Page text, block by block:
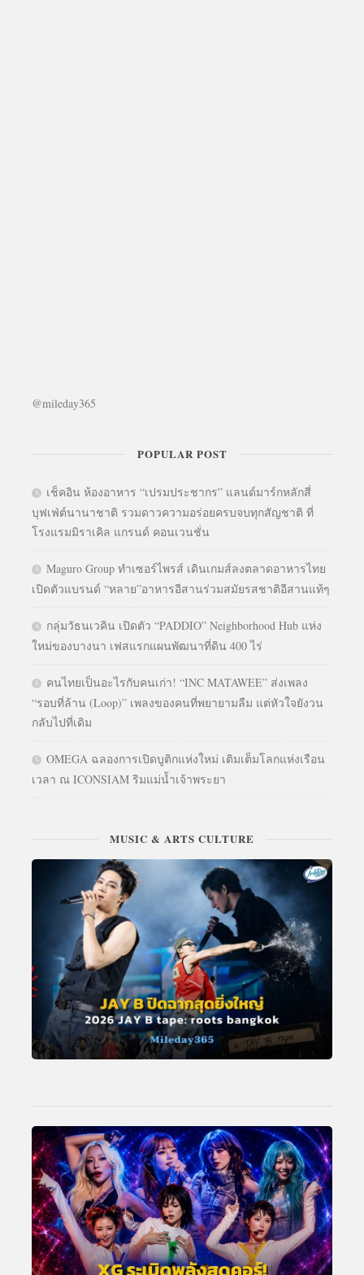
@mileday365
POPULAR POST
เช็คอิน ห้องอาหาร “เปรมประชากร” แลนด์มาร์กหลักสี่
บุฟเฟ่ต์นานาชาติ รวมดาวความอร่อยครบจบทุกสัญชาติ ที่
โรงแรมมิราเคิล แกรนด์ คอนเวนชั่น
Maguro Group ทำเซอร์ไพรส์ เดินเกมส์ลงตลาดอาหารไทย
เปิดตัวแบรนด์ “หลาย”อาหารอีสานร่วมสมัยรสชาติอีสานแท้ๆ
กลุ่มวัธนเวคิน เปิดตัว “PADDIO” Neighborhood Hub แห่ง
ใหม่ของบางนา เฟสแรกแผนพัฒนาที่ดิน 400 ไร่
คนไทยเป็นอะไรกับคนเก่า! “INC MATAWEE” ส่งเพลง
“รอบที่ล้าน (Loop)” เพลงของคนที่พยายามลืม แต่หัวใจยังวน
กลับไปที่เดิม
OMEGA ฉลองการเปิดบูติกแห่งใหม่ เติมเต็มโลกแห่งเรือน
เวลา ณ ICONSIAM ริมแม่น้ำเจ้าพระยา
MUSIC & ARTS CULTURE